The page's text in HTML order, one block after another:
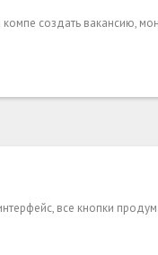
создать вакансию,
все кнопки